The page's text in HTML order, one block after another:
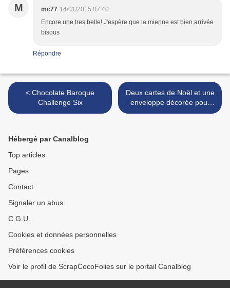
M mc77 14/01/2015 07:40
Encore une tres belle! J'espère que la mienne est bien arrivée
bisous
Répondre
< Chocolate Baroque
Challenge Six
Deux cartes de Noël et une
enveloppe décorée pour
Katzelkraft / Two cards and
Hébergé par Canalblog
Top articles
Pages
Contact
Signaler un abus
C.G.U.
Cookies et données personnelles
Préférences cookies
Voir le profil de ScrapCocoFolies sur le portail Canalblog